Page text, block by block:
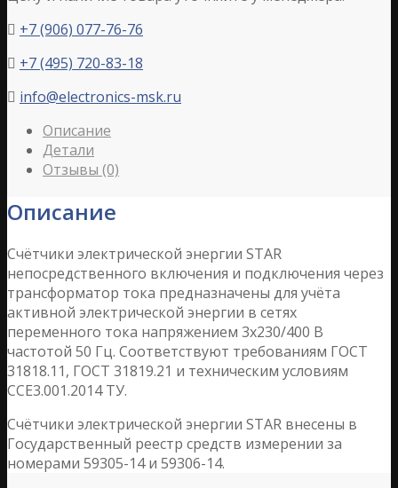
 +7 (906) 077-76-76
 +7 (495) 720-83-18
 info@electronics-msk.ru
Описание
Детали
Отзывы (0)
Описание
Счётчики электрической энергии STAR
непосредственного включения и подключения через
трансформатор тока предназначены для учёта
активной электрической энергии в сетях
переменного тока напряжением 3х230/400 В
частотой 50 Гц. Соответствуют требованиям ГОСТ
31818.11, ГОСТ 31819.21 и техническим условиям
CCE3.001.2014 ТУ.
Счётчики электрической энергии STAR внесены в
Государственный реестр средств измерении за
номерами 59305-14 и 59306-14.